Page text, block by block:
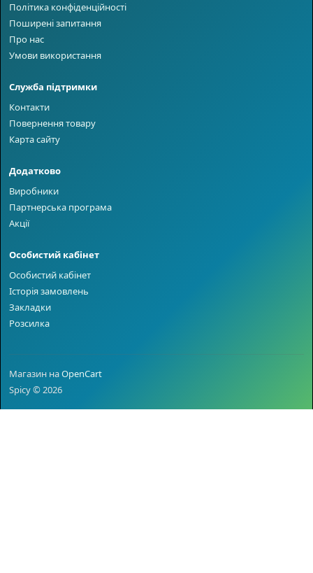
Політика конфіденційності
Поширені запитання
Про нас
Умови використання
Служба підтримки
Контакти
Повернення товару
Карта сайту
Додатково
Виробники
Партнерська програма
Акції
Особистий кабінет
Особистий кабінет
Історія замовлень
Закладки
Розсилка
Магазин наOpenCart
Spicy © 2026